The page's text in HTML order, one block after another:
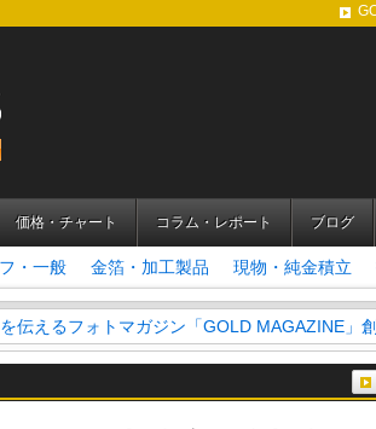
価格・チャート コラム・レポート ブログ
・一般 金箔・加工製品 現物・純金積立
伝えるフォトマガジン「GOLD MAGAZINE」創